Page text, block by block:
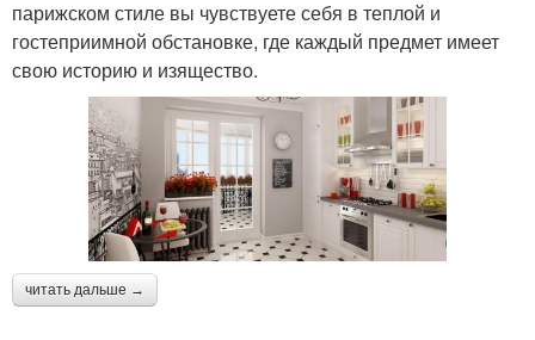
парижском стиле вы чувствуете себя в теплой и
гостеприимной обстановке, где каждый предмет имеет
свою историю и изящество.
читать дальше →